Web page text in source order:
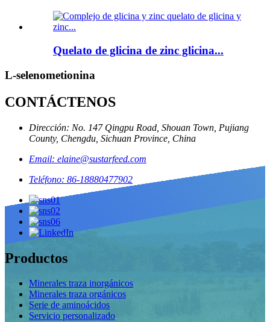
Quelato de glicina de zinc glicina...
L-selenometionina
CONTÁCTENOS
Dirección: No. 147 Qingpu Road, Shouan Town, Pujiang
County, Chengdu, Sichuan Province, China
Email: elaine@sustarfeed.com
Teléfono: 86-18880477902
Productos
Minerales traza inorgánicos
Minerales traza orgánicos
Serie de aminoácidos
Servicio personalizado